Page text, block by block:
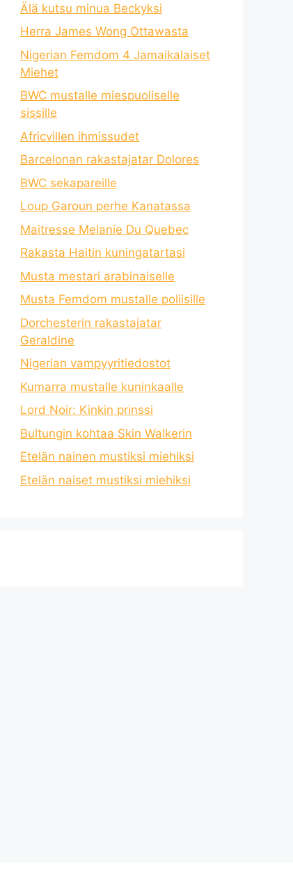
Älä kutsu minua Beckyksi
Herra James Wong Ottawasta
Nigerian Femdom 4 Jamaikalaiset
Miehet
BWC mustalle miespuoliselle
sissille
Africvillen ihmissudet
Barcelonan rakastajatar Dolores
BWC sekapareille
Loup Garoun perhe Kanatassa
Maitresse Melanie Du Quebec
Rakasta Haitin kuningatartasi
Musta mestari arabinaiselle
Musta Femdom mustalle poliisille
Dorchesterin rakastajatar
Geraldine
Nigerian vampyyritiedostot
Kumarra mustalle kuninkaalle
Lord Noir: Kinkin prinssi
Bultungin kohtaa Skin Walkerin
Etelän nainen mustiksi miehiksi
Etelän naiset mustiksi miehiksi